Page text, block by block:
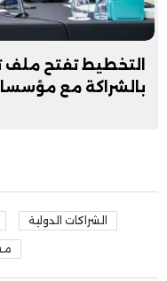
التخطيط تفتح ملف
بالشراكة مع
الشراكات الدولية